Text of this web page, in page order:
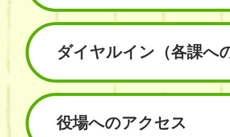
ダイヤルイン （各課へ
役場へのアクセス